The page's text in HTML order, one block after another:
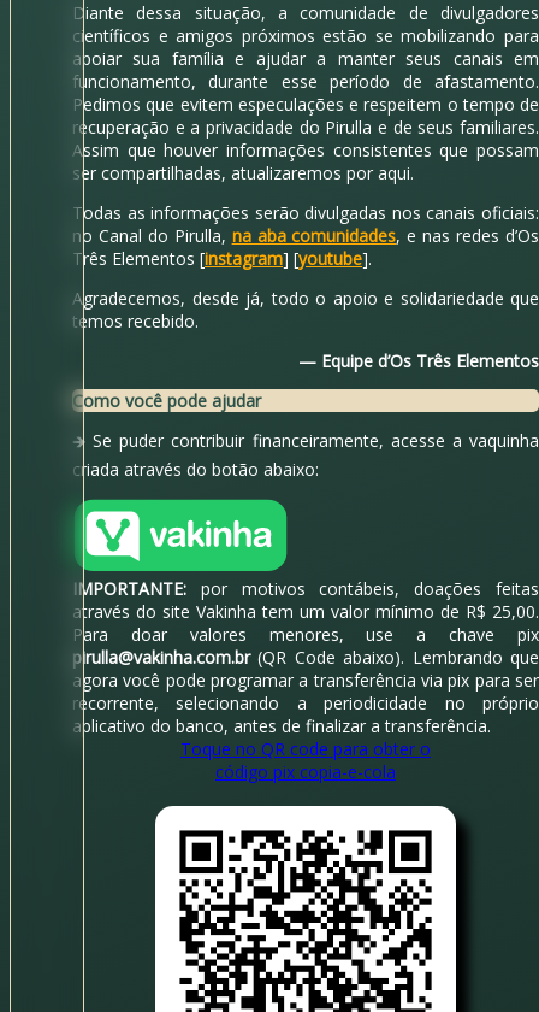
Diante dessa situação, a comunidade de divulgadores
científicos e amigos próximos estão se mobilizando para
apoiar sua família e ajudar a manter seus canais em
funcionamento, durante esse período de afastamento.
Pedimos que evitem especulações e respeitem o tempo de
recuperação e a privacidade do Pirulla e de seus familiares.
Assim que houver informações consistentes que possam
ser compartilhadas, atualizaremos por aqui.
Todas as informações serão divulgadas nos canais oficiais:
no Canal do Pirulla, na aba comunidades, e nas redes d’Os
Três Elementos [instagram] [youtube].
Agradecemos, desde já, todo o apoio e solidariedade que
temos recebido.
— Equipe d’Os Três Elementos
Como você pode ajudar
Se puder contribuir financeiramente, acesse a vaquinha
criada através do botão abaixo:
IMPORTANTE: por motivos contábeis, doações feitas
através do site Vakinha tem um valor mínimo de R$ 25,00.
Para doar valores menores, use a chave pix
pirulla@vakinha.com.br(QR Code abaixo). Lembrando que
agora você pode programar a transferência via pix para ser
recorrente, selecionando a periodicidade no próprio
aplicativo do banco, antes de finalizar a transferência.
Toque no QR code para obter o
código pix copia-e-cola